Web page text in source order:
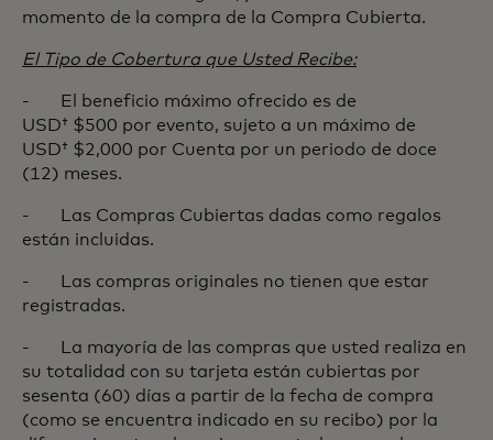
momento de la compra de la Compra Cubierta.
El Tipo de Cobertura que Usted Recibe:
- El beneficio máximo ofrecido es de
USD† $500 por evento, sujeto a un máximo de
USD† $2,000 por Cuenta por un periodo de doce
(12) meses.
- Las Compras Cubiertas dadas como regalos
están incluidas.
- Las compras originales no tienen que estar
registradas.
- La mayoría de las compras que usted realiza en
su totalidad con su tarjeta están cubiertas por
sesenta (60) días a partir de la fecha de compra
(como se encuentra indicado en su recibo) por la